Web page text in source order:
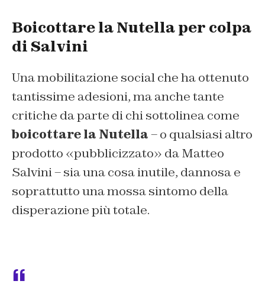
Boicottare la Nutella per colpa
di Salvini
Una mobilitazione social che ha ottenuto
tantissime adesioni, ma anche tante
critiche da parte di chi sottolinea come
boicottare la Nutella– o qualsiasi altro
prodotto «pubblicizzato» da Matteo
Salvini – sia una cosa inutile, dannosa e
soprattutto una mossa sintomo della
disperazione più totale.